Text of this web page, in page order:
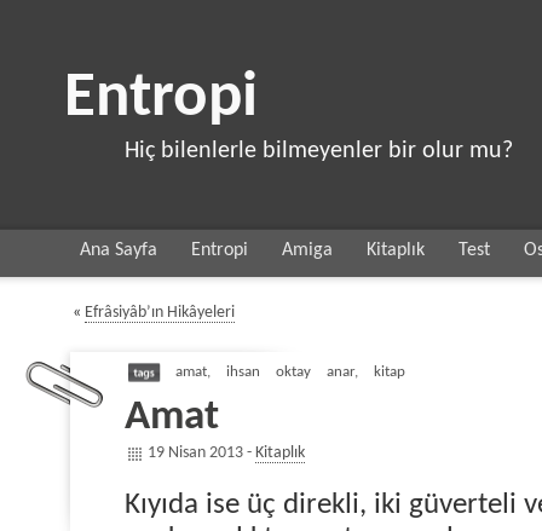
Entropi
Hiç bilenlerle bilmeyenler bir olur mu?
Ana Sayfa Entropi Amiga Kitaplık Test
« Efrâsiyâb’ın Hikâyeleri
amat, ihsan oktay anar, kitap
Amat
19 Nisan 2013 - Kitaplık
Kıyıda ise üç direkli, iki güverteli